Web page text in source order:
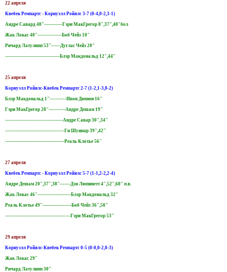
22 апреля
Квебек Ремпартс - Корнуэлл Ройялс 3-7 (0-4,0-2,3-1)
Андре Савард 40"------------Гэри МакГрегор 8",37",40"бол
Жак Локас 40"----------------Боб Чейз 10"
Ричард Латулипп 53"------Дуглас Чейз 20"
------------------------------------Блэр Макдональд 12",44"
25 апреля
Корнуэлл Ройялс-Квебек Ремпартс 2-7 (1-2,1-3,0-2)
Блэр Макдональд 1"-----------Ивон Дюпюи 16"
Гэри МакГрегор 28"-----------Андре Дешам 19"
--------------------------------------Андре Савар 30",34"
---------------------------------------Ги Шуинар 39",42"
---------------------------------------Реаль Клотье 56"
27 апреля
Квебек Ремпартс - Корнуэлл Ройялс 5-7 (1-1,2-2,2-4)
Андре Дешам 20",37",38"-------Дэн Люпинетт 4",52",60" п.в.
Жак Локас 46"----------------------Блэр Макдональд 32"
Реаль Клотье 49"-------------------Боб Чейз 36",50"
-------------------------------------------Гэри МакГрегор 53"
29 апреля
Корнуэлл Ройялс-Квебек Ремпартс 0-5 (0-0,0-2,0-3)
Жак Локас 29"
Ричард Латулипп 30"